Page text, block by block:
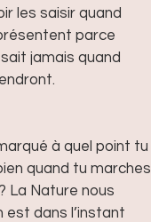
les saisir quand
parce
sait jamais quand
à quel point tu
quand tu marches
La Nature nous
dans l’instant